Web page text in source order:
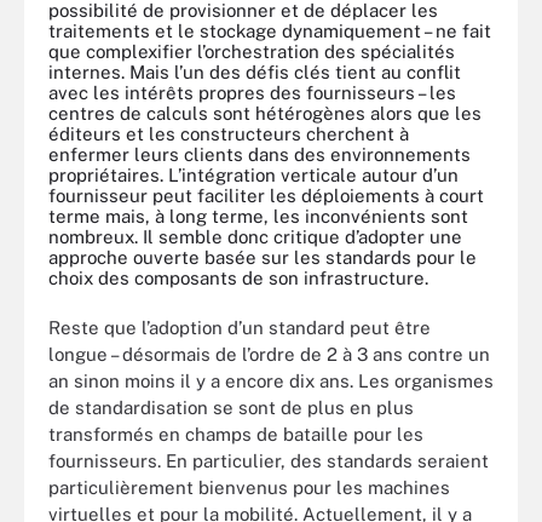
possibilité de provisionner et de déplacer les
traitements et le stockage dynamiquement – ne fait
que complexifier l’orchestration des spécialités
internes. Mais l’un des défis clés tient au conflit
avec les intérêts propres des fournisseurs – les
centres de calculs sont hétérogènes alors que les
éditeurs et les constructeurs cherchent à
enfermer leurs clients dans des environnements
propriétaires. L’intégration verticale autour d’un
fournisseur peut faciliter les déploiements à court
terme mais, à long terme, les inconvénients sont
nombreux. Il semble donc critique d’adopter une
approche ouverte basée sur les standards pour le
choix des composants de son infrastructure.
Reste que l’adoption d’un standard peut être
longue – désormais de l’ordre de 2 à 3 ans contre un
an sinon moins il y a encore dix ans. Les organismes
de standardisation se sont de plus en plus
transformés en champs de bataille pour les
fournisseurs. En particulier, des standards seraient
particulièrement bienvenus pour les machines
virtuelles et pour la mobilité. Actuellement, il y a